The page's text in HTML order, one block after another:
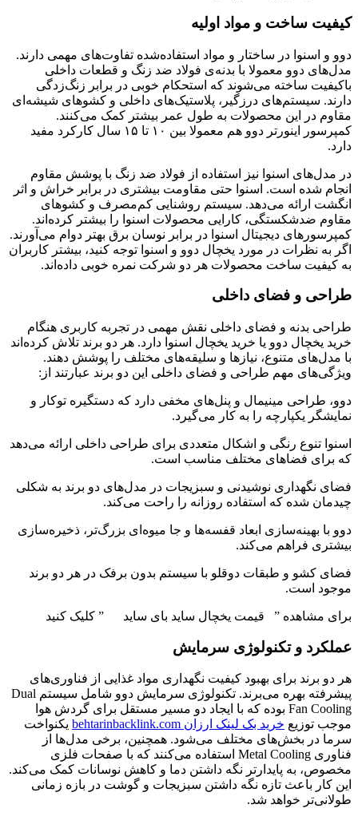
کیفیت ساخت و مواد اولیه
دوو و اسنوا در ساختار و مواد استفاده‌شده تفاوت‌های مهمی دارند.
مدل‌های دوو معمولا با بدنه‌ی فولاد ضد زنگ و قطعات داخلی
باکیفیت ساخته می‌شوند که استحکام خوبی در برابر زنگ‌زدگی
دارند. سیستم‌های درزگیر، پلاستیک‌های داخلی و کشوهای شیشه‌ای
مقاوم در این محصولات به طول عمر بیشتر کمک می‌کنند.
کمپرسور اینورتر دوو هم معمولا بین ۱۰ تا ۱۵ سال کارکرد مفید
دارد.
در مدل‌های اسنوا نیز استفاده از فولاد ضد زنگ با پوشش مقاوم
انجام شده است. اسنوا حتی مقاومت بیشتری در برابر خراش و اثر
انگشت ارائه می‌دهد. سیستم روشنایی کم‌مصرف و کشوهای
مقاوم ضد‌شکستگی، کارایی محصولات اسنوا را بیشتر کرده‌اند.
کمپرسورهای دیجیتال اسنوا در برابر نوسان برق بهتر دوام می‌آورند.
اگر به نظرات در مورد یخچال دوو و اسنوا توجه کنید، بیشتر کاربران
به کیفیت ساخت محصولات هر دو شرکت نمره خوبی داده‌اند.
طراحی و فضای داخلی
طراحی بدنه و فضای داخلی نقش مهمی در تجربه کاربری هنگام
خرید یخچال دوو یا خرید یخچال اسنوا دارد. هر دو برند تلاش کرده‌اند
با مدل‌های متنوع، نیازها و سلیقه‌های مختلف را پوشش دهند.
ویژگی‌های مهم طراحی و فضای داخلی این دو برند عبارتند از:
دوو، طراحی مینیمال و پنل‌های مخفی دارد که دستگیره توکار و
نمایشگر یکپارچه را به کار می‌گیرد.
اسنوا تنوع رنگی و اشکال متعددی برای طراحی داخلی ارائه می‌دهد
که برای فضاهای مختلف مناسب است.
فضای نگهداری نوشیدنی و سبزیجات در مدل‌های دو برند به شکلی
چیدمان شده که استفاده روزانه را راحت می‌کند.
دوو با بهینه‌سازی ابعاد قفسه‌ها و جا میوه‌ای بزرگ‌تر، ذخیره‌سازی
بیشتری فراهم می‌کند.
فضای کشو و طبقات دوقلو با سیستم بدون برفک در هر دو برند
موجود است.
برای مشاهده ” قیمت یخچال ساید بای ساید ” کلیک کنید
عملکرد و تکنولوژی سرمایش
هر دو برند برای بهبود کیفیت نگهداری مواد غذایی از فناوری‌های
پیشرفته بهره می‌برند. تکنولوژی سرمایش دوو شامل سیستم Dual
Fan Cooling بوده که با ایجاد دو مسیر مستقل برای گردش هوا
موجب توزیع خرید بک لینک ارزان behtarinbacklink.com
یکنواخت
سرما در بخش‌های مختلف می‌شود. همچنین، برخی مدل‌ها از
فناوری Metal Cooling استفاده می‌کنند که با صفحات فلزی
مخصوص، به پایدارتر نگه داشتن دما و کاهش نوسانات کمک می‌کند.
این کار باعث تازه نگه داشتن سبزیجات و گوشت در بازه زمانی
طولانی‌تر خواهد شد.